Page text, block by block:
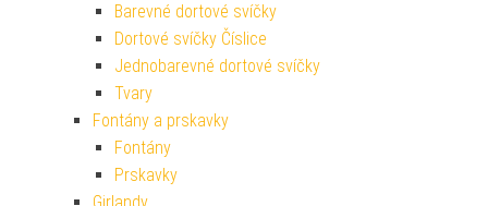
Barevné dortové svíčky
Dortové svíčky Číslice
Jednobarevné dortové svíčky
Tvary
Fontány a prskavky
Fontány
Prskavky